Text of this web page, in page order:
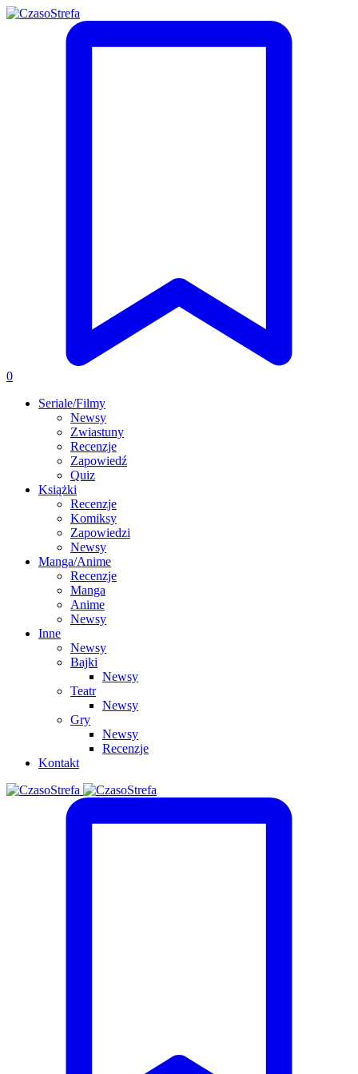
0
Seriale/Filmy
Newsy
Zwiastuny
Recenzje
Zapowiedź
Quiz
Książki
Recenzje
Komiksy
Zapowiedzi
Newsy
Manga/Anime
Recenzje
Manga
Anime
Newsy
Inne
Newsy
Bajki
Newsy
Teatr
Newsy
Gry
Newsy
Recenzje
Kontakt